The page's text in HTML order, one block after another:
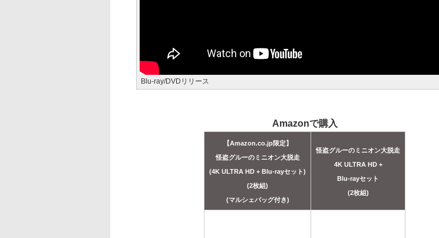
Blu-ray/DVDリリース
Amazonで購入
【Amazon.co.jp限定】
怪盗グルーのミニオン大脱走
(4K ULTRA HD + Blu-rayセット)
(2枚組)
(マルシェバッグ付き)
怪盗グルーのミニオン大脱走
4K ULTRA HD +
Blu-rayセット
(2枚組)